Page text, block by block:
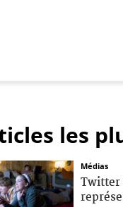
les
Médias
Twitter